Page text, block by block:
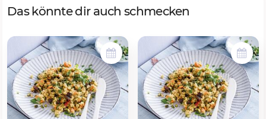
Das könnte dir auch schmecken